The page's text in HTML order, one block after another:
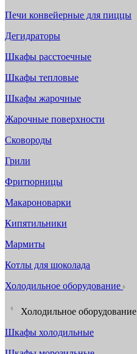
Печи конвейерные для пиццы
Дегидраторы
Шкафы расстоечные
Шкафы тепловые
Шкафы жарочные
Жарочные поверхности
Сковороды
Грили
Фритюрницы
Макароноварки
Кипятильники
Мармиты
Котлы для шоколада
Холодильное оборудование
Холодильное оборудование
Шкафы холодильные